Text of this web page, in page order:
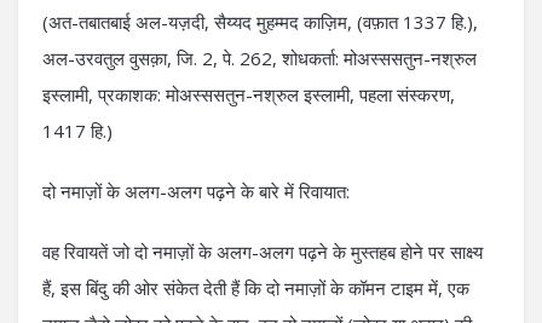
(अत-तबातबाई अल-यज़दी, सैय्यद मुहम्मद काज़िम, (वफ़ात 1337 हि.),
अल-उरवतुल वुसक़ा, जि. 2, पे. 262, शोधकर्ता: मोअस्ससतुन-नश्रुल
इस्लामी, प्रकाशक: मोअस्ससतुन-नश्रुल इस्लामी, पहला संस्करण,
1417 हि.)
दो नमाज़ों के अलग-अलग पढ़ने के बारे में रिवायात:
वह रिवायतें जो दो नमाज़ों के अलग-अलग पढ़ने के मुस्तहब होने पर साक्ष्य
हैं, इस बिंदु की ओर संकेत देती हैं कि दो नमाज़ों के कॉमन टाइम में, एक